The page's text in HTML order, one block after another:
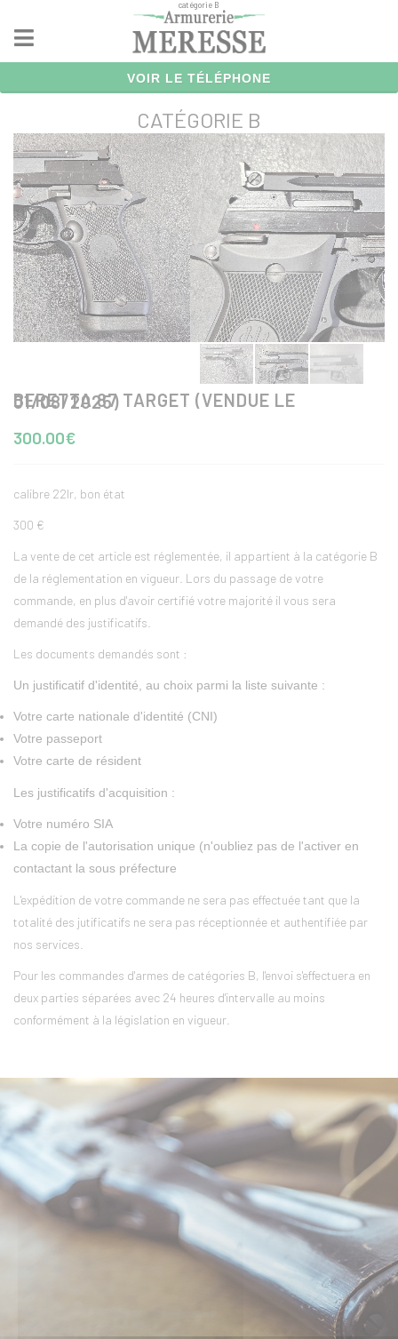
catégorie B
VOIR LE TÉLÉPHONE
CATÉGORIE B
BERETTA 87 TARGET (VENDUE LE 01/08/2025)
300.00€
calibre 22lr, bon état
300 €
La vente de cet article est réglementée, il appartient à la catégorie B
de la réglementation en vigueur. Lors du passage de votre
commande, en plus d'avoir certifié votre majorité il vous sera
demandé des justificatifs.
Les documents demandés sont :
Un justificatif d'identité, au choix parmi la liste suivante :
Votre carte nationale d'identité (CNI)
Votre passeport
Votre carte de résident
Les justificatifs d'acquisition :
Votre numéro SIA
La copie de l'autorisation unique (n'oubliez pas de l'activer en
contactant la sous préfecture
L'expédition de votre commande ne sera pas effectuée tant que la
totalité des jutificatifs ne sera pas réceptionnée et authentifiée par
nos services.
Pour les commandes d'armes de catégories B, l'envoi s'effectuera en
deux parties séparées avec 24 heures d'intervalle au moins
conformément à la législation en vigueur.
Panneau de gestion des cookies